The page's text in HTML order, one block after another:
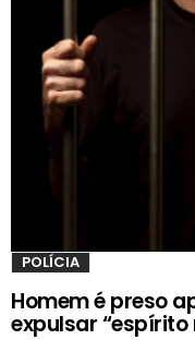
POLÍCIA
Homem é preso
expulsar “espírito